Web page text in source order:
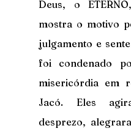
Deus, o
mostra o motivo
julgamento e
foi condenado
misericórdia em
Jacó. Eles
desprezo,